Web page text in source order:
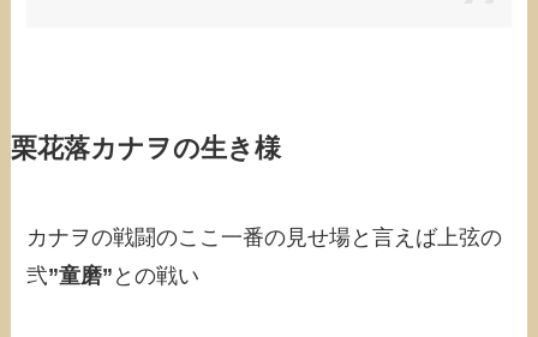
栗花落カナヲの生き様
カナヲの戦闘のここ一番の見せ場と言えば上弦の
弐”童磨” との戦い